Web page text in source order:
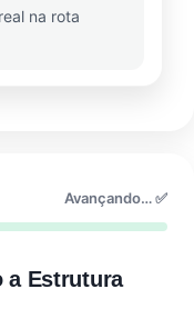
na rota
Avançando… ✅
a Estrutura